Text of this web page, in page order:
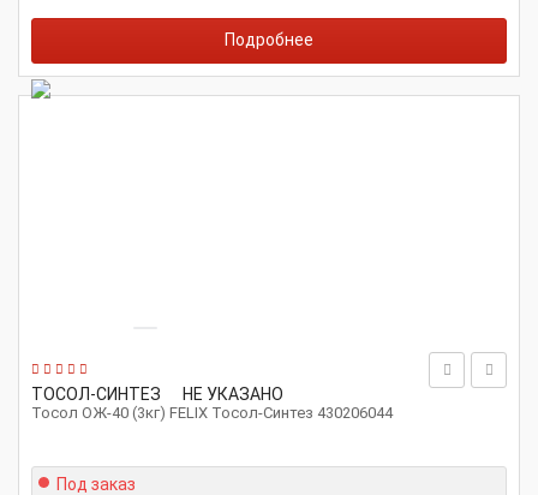
Подробнее
ТОСОЛ-СИНТЕЗ НЕ УКАЗАНО
Тосол ОЖ-40 (3кг) FELIX Тосол-Синтез 430206044
Под заказ